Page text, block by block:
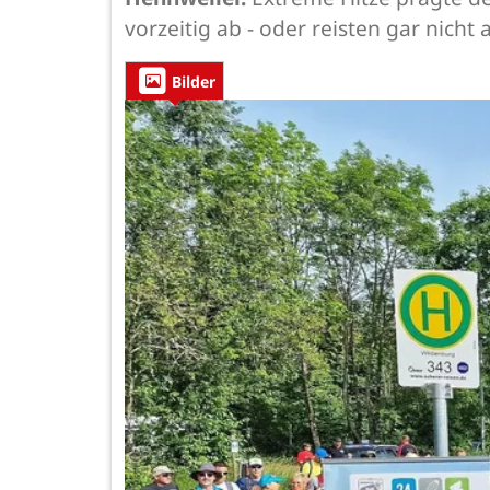
vorzeitig ab - oder reisten gar nicht
Bilder